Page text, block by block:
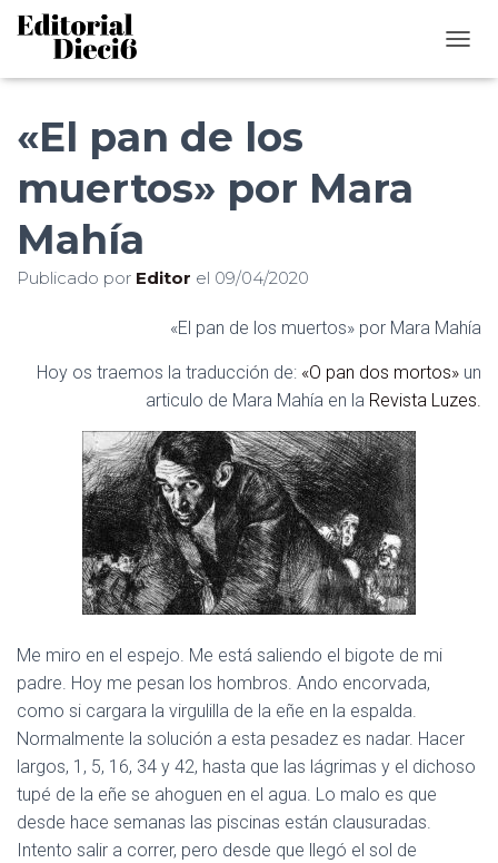
A
N
V
E
«El pan de los
muertos» por Mara
Mahía
Publicado por Editor el 09/04/2020
«El pan de los muertos» por Mara Mahía
Hoy os traemos la traducción de: «O pan dos mortos» un
articulo de Mara Mahía en la Revista Luzes.
Me miro en el espejo. Me está saliendo el bigote de mi
padre. Hoy me pesan los hombros. Ando encorvada,
como si cargara la virgulilla de la eñe en la espalda.
Normalmente la solución a esta pesadez es nadar. Hacer
largos, 1, 5, 16, 34 y 42, hasta que las lágrimas y el dichoso
tupé de la eñe se ahoguen en el agua. Lo malo es que
desde hace semanas las piscinas están clausuradas.
Intento salir a correr, pero desde que llegó el sol de